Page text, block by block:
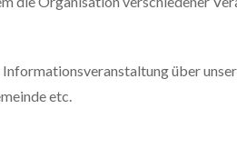
über
etc.